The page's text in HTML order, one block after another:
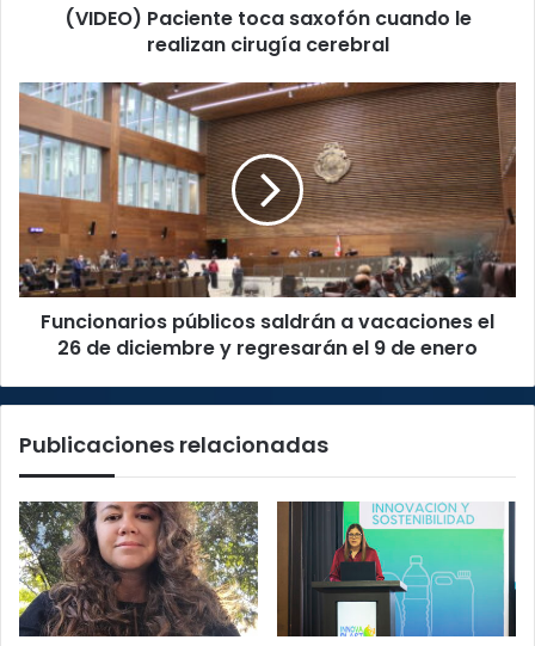
(VIDEO) Paciente toca saxofón cuando le
realizan cirugía cerebral
Funcionarios
públicos
saldrán
a
vacaciones
26
de
diciembre
regresarán
enero
Funcionarios públicos saldrán a vacaciones el
26 de diciembre y regresarán el 9 de enero
Publicaciones relacionadas